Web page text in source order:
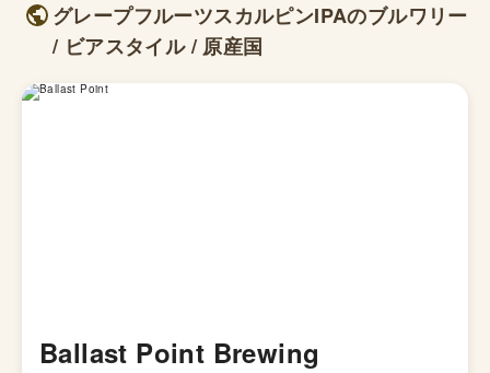
グレープフルーツスカルピンIPAのブルワリー
/ ビアスタイル / 原産国
Ballast Point Brewing